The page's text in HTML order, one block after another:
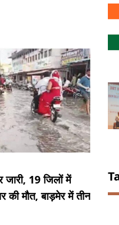
जारी, 19 जिलों में
मौत, बाड़मेर में तीन